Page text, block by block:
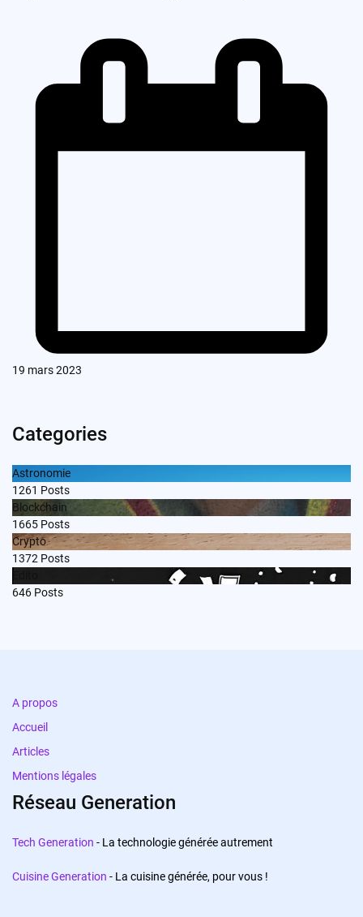
19 mars 2023
Categories
Astronomie
1261 Posts
Blockchain
1665 Posts
Crypto
1372 Posts
646 Posts
A propos
Accueil
Articles
Mentions légales
Réseau Generation
Tech Generation - La technologie générée autrement
Cuisine Generation - La cuisine générée, pour vous !